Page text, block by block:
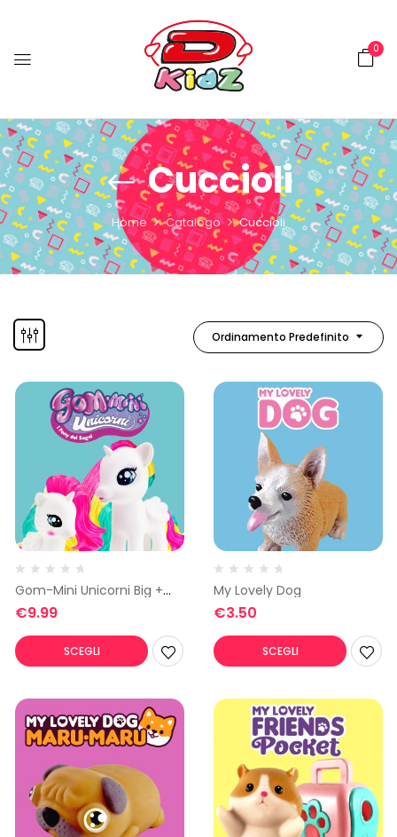
0
Cuccioli
Home Catalogo Cuccioli
Ordinamento Predefinito
Gom-Mini Unicorni Big +
baby
€9.99
SCEGLI
My Lovely Dog
€3.50
SCEGLI